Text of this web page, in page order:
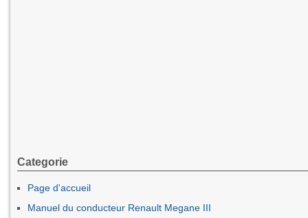
Categorie
Page d'accueil
Manuel du conducteur Renault Megane III